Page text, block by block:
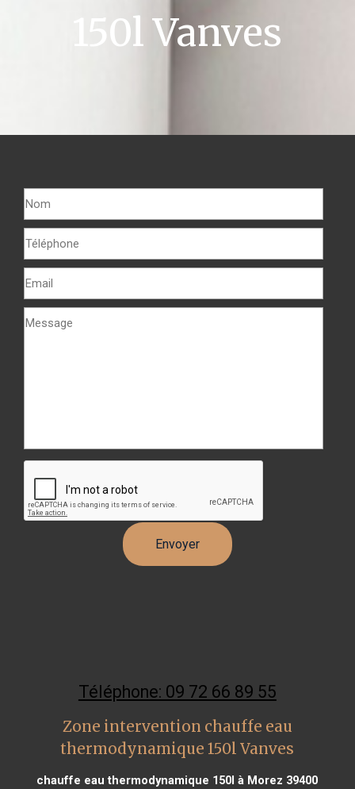
150l Vanves
Téléphone: 09 72 66 89 55
Zone intervention chauffe eau
thermodynamique 150l Vanves
chauffe eau thermodynamique 150l à Morez 39400